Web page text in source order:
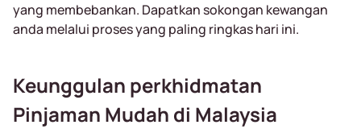
yang membebankan. Dapatkan sokongan kewangan
anda melalui proses yang paling ringkas hari ini.
Keunggulan perkhidmatan
Pinjaman Mudah di Malaysia